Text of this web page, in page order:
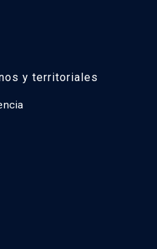
y territoriales